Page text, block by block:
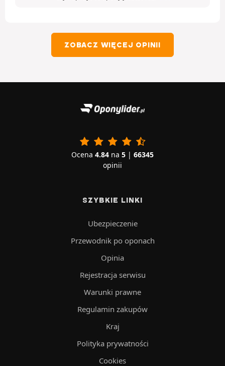
ZOBACZ WIĘCEJ OPINII
Ocena 4.84 na 5 | 66345
opinii
SZYBKIE LINKI
Ubezpieczenie
Przewodnik po oponach
Opinia
Rejestracja serwisu
Warunki prawne
Regulamin zakupów
Kraj
Polityka prywatności
Cookies